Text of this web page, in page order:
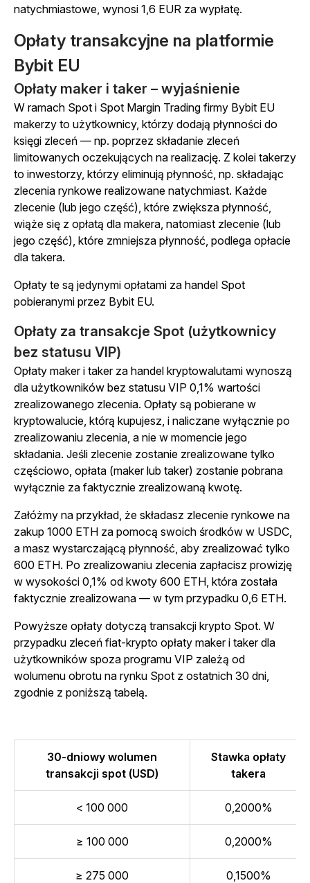
natychmiastowe, wynosi 1,6 EUR za wypłatę.
Opłaty transakcyjne na platformie
Bybit EU
Opłaty maker i taker – wyjaśnienie
W ramach Spot i Spot Margin Trading firmy Bybit EU
makerzy to użytkownicy, którzy dodają płynności do
księgi zleceń — np. poprzez składanie zleceń
limitowanych oczekujących na realizację. Z kolei takerzy
to inwestorzy, którzy eliminują płynność, np. składając
zlecenia rynkowe realizowane natychmiast. Każde
zlecenie (lub jego część), które zwiększa płynność,
wiąże się z opłatą dla makera, natomiast zlecenie (lub
jego część), które zmniejsza płynność, podlega opłacie
dla takera.
Opłaty te są jedynymi opłatami za handel Spot
pobieranymi przez Bybit EU.
Opłaty za transakcje Spot (użytkownicy
bez statusu VIP)
Opłaty maker i taker za handel kryptowalutami wynoszą
dla użytkowników bez statusu VIP 0,1% wartości
zrealizowanego zlecenia. Opłaty są pobierane w
kryptowalucie, którą kupujesz, i naliczane wyłącznie po
zrealizowaniu zlecenia, a nie w momencie jego
składania. Jeśli zlecenie zostanie zrealizowane tylko
częściowo, opłata (maker lub taker) zostanie pobrana
wyłącznie za faktycznie zrealizowaną kwotę.
Załóżmy na przykład, że składasz zlecenie rynkowe na
zakup 1000 ETH za pomocą swoich środków w USDC,
a masz wystarczającą płynność, aby zrealizować tylko
600 ETH. Po zrealizowaniu zlecenia zapłacisz prowizję
w wysokości 0,1% od kwoty 600 ETH, która została
faktycznie zrealizowana — w tym przypadku 0,6 ETH.
Powyższe opłaty dotyczą transakcji krypto Spot. W
przypadku zleceń fiat-krypto opłaty maker i taker dla
użytkowników spoza programu VIP zależą od
wolumenu obrotu na rynku Spot z ostatnich 30 dni,
zgodnie z poniższą tabelą.
30-dniowy wolumen
transakcji spot (USD)
Stawka opłaty
takera
< 100 000 0,2000%
≥ 100 000 0,2000%
≥ 275 000 0,1500%